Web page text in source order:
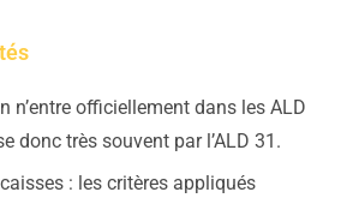
n’entre officiellement dans les ALD
donc très souvent par l’ALD 31.
: les critères appliqués